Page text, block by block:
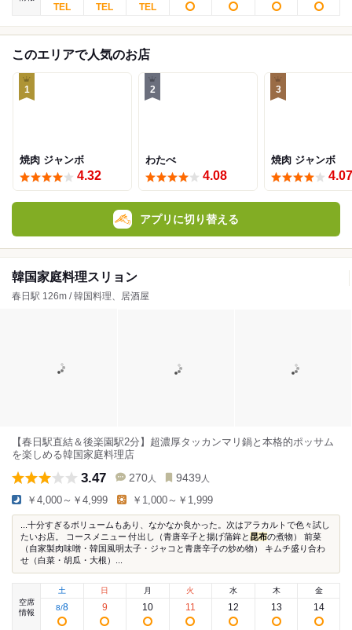
このエリアで人気のお店
1
焼肉 ジャンボ
4.32
2
わたべ
4.08
3
焼肉 ジャンボ
4.07
アプリに切り替える
韓国家庭料理スリョン
春日駅 126m / 韓国料理、居酒屋
【春日駅直結＆後楽園駅2分】超濃厚タッカンマリ鍋と本格的ポッサム
を楽しめる韓国家庭料理店
3.47 270 人 9439 人
￥4,000～￥4,999 ￥1,000～￥1,999
...十分すぎるボリュームもあり、なかなか良かった。次はアラカルトで色々試し
たいお店。 コースメニュー 付出し（青唐辛子と揚げ蒲鉾と 昆布の煮物） 前菜
（自家製肉味噌・韓国風明太子・ジャコと青唐辛子の炒め物） キムチ盛り合わ
せ（白菜・胡瓜・大根）...
空席
情報
土
8/8
日
9
月
10
火
11
水
12
木
13
金
14